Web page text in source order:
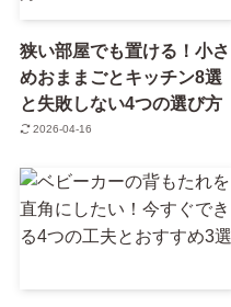
狭い部屋でも置ける！小さ
めおままごとキッチン8選
と失敗しない4つの選び方
2026-04-16